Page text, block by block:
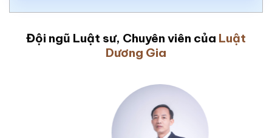
Đội ngũ Luật sư, Chuyên viên của Luật
Dương Gia